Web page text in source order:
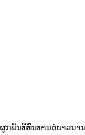
ຜູກພັນທີ່ທົນທານຕໍ່ຍາວ